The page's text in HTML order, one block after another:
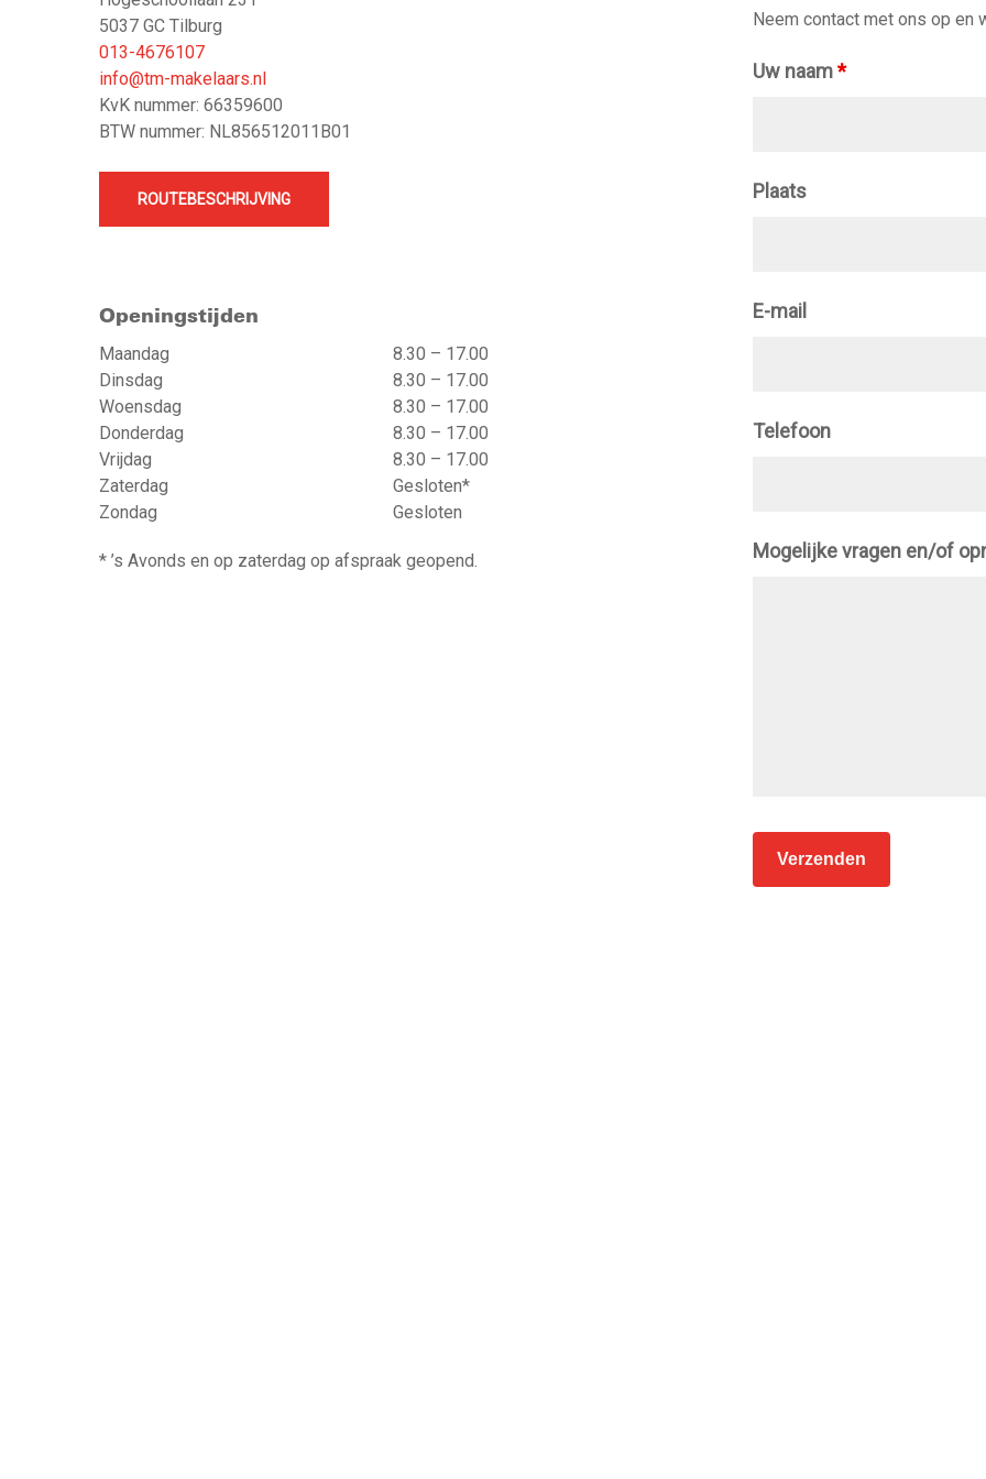
Je ziet, alle woningen hebben zo elk hun eigentijdse aardigheid. Ze vormen, door de strakke en gedetailleerde
thuis heeft z’n eigen prachtige plekje. Wat jouw keuze ook wordt, met deze woningen en appartementen ga je voor
5037 GC Tilburg
013-4676107
info@tm-makelaars.nl
KvK nummer: 66359600
BTW nummer: NL856512011B01
ROUTEBESCHRIJVING
Openingstijden
Maandag
8.30 – 17.00
Dinsdag
8.30 – 17.00
Woensdag
8.30 – 17.00
Donderdag
8.30 – 17.00
Vrijdag
8.30 – 17.00
Zaterdag
Gesloten*
Zondag
Gesloten
* ’s Avonds en op zaterdag op afspraak geopend.
Neem contact met ons op en
Uw naam*
Plaats
E-mail
Telefoon
Mogelijke vragen en/of